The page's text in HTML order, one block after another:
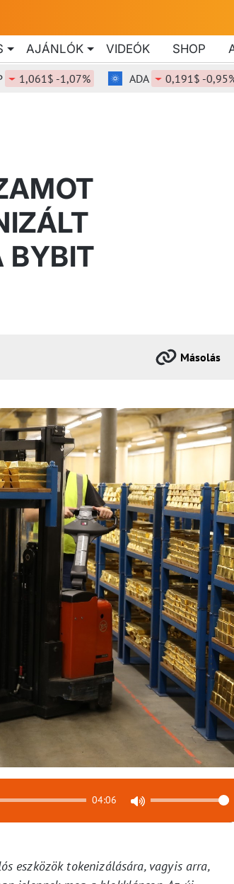
AJÁNLÓK VIDEÓK SHOP
-1,07% ADA 0,191$ -0,95%
BYBIT
Másolás
04:06
eszközök tokenizálására, vagyis arra,